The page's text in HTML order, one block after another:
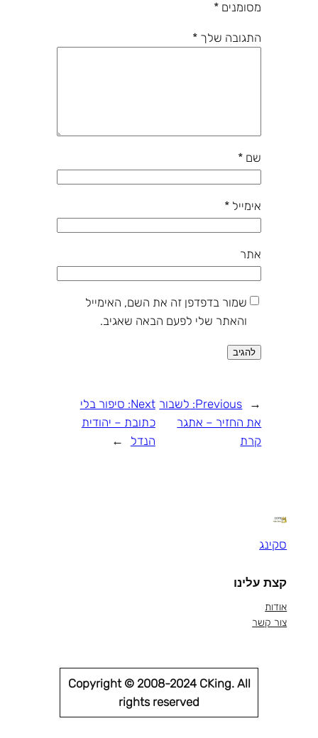
מסומנים *
התגובה שלך *
שם *
אימייל *
אתר
שמור בדפדפן זה את השם, האימייל
והאתר שלי לפעם הבאה שאגיב.
←
Previous: לשבור
את החזיר – אתגר
קרת
Next: סיפור בלי
כתובת – יהודית
הנדל
→
סקינג
קצת עלינו
אודות
צור קשר
Copyright © 2008-2024 CKing. All
rights reserved